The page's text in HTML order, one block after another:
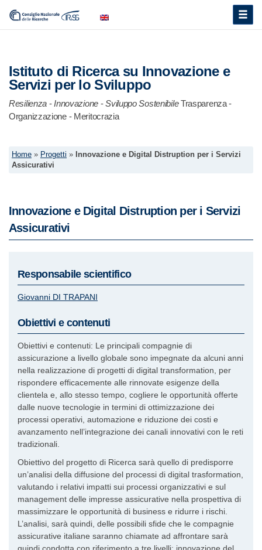
Toggle
Istituto di Ricerca su Innovazione e
Servizi per lo Sviluppo
Resilienza -Innovazione-Sviluppo Sostenibile Trasparenza -
Organizzazione - Meritocrazia
Home » Progetti »
Innovazione e Digital Distruption per i Servizi
Assicurativi
Innovazione e Digital Distruption per i Servizi
Assicurativi
Responsabile scientifico
Giovanni DI TRAPANI
Obiettivi e contenuti
Obiettivi e contenuti: Le principali compagnie di
assicurazione a livello globale sono impegnate da alcuni anni
nella realizzazione di progetti di digital transformation, per
rispondere efficacemente alle rinnovate esigenze della
clientela e, allo stesso tempo, cogliere le opportunità offerte
dalle nuove tecnologie in termini di ottimizzazione dei
processi operativi, automazione e riduzione dei costi e
avanzamento nell’integrazione dei canali innovativi con le reti
tradizionali.
Obiettivo del progetto di Ricerca sarà quello di predisporre
un’analisi della diffusione del processi di digital trasformation,
valutando i relativi impatti sui processi organizzativi e sul
management delle impresse assicurative nella prospettiva di
massimizzare le opportunità di business e ridurre i rischi.
L’analisi, sarà quindi, delle possibili sfide che le compagnie
assicurative italiane saranno chiamate ad affrontare sarà